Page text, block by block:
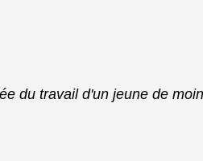
du travail d'un jeune de